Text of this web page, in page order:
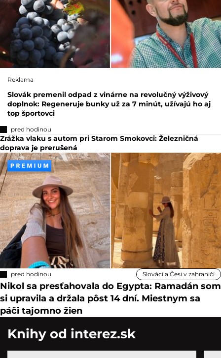
Reklama
Slovák premenil odpad z vinárne na revolučný výživový
doplnok: Regeneruje bunky už za 7 minút, užívajú ho aj
top športovci
pred hodinou
Zrážka vlaku s autom pri Starom Smokovci: Železničná
doprava je prerušená
pred hodinou Slováci a Česi v zahraničí
Nikol sa presťahovala do Egypta: Ramadán som
si upravila a držala pôst 14 dní. Miestnym sa
páči tajomno žien
Knihy od interez.sk